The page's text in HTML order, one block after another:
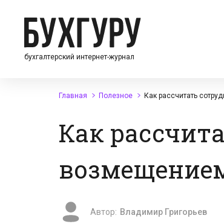
бухгалтерский интернет-журнал
Главная Полезное Как рассчитать
Как
Автор: Владимир Григорьев